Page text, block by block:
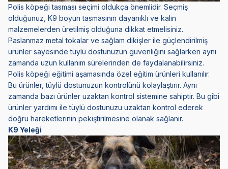
Polis köpeği tasması seçimi oldukça önemlidir. Seçmiş
olduğunuz, K9 boyun tasmasının dayanıklı ve kalın
malzemelerden üretilmiş olduğuna dikkat etmelisiniz.
Paslanmaz metal tokalar ve sağlam dikişler ile güçlendirilmiş
ürünler sayesinde tüylü dostunuzun güvenliğini sağlarken aynı
zamanda uzun kullanım sürelerinden de faydalanabilirsiniz.
Polis köpeği eğitimi aşamasında özel eğitim ürünleri kullanılır.
Bu ürünler, tüylü dostunuzun kontrolünü kolaylaştırır. Aynı
zamanda bazı ürünler uzaktan kontrol sistemine sahiptir. Bu gibi
ürünler yardımı ile tüylü dostunuzu uzaktan kontrol ederek
doğru hareketlerinin pekiştirilmesine olanak sağlanır.
K9 Yeleği